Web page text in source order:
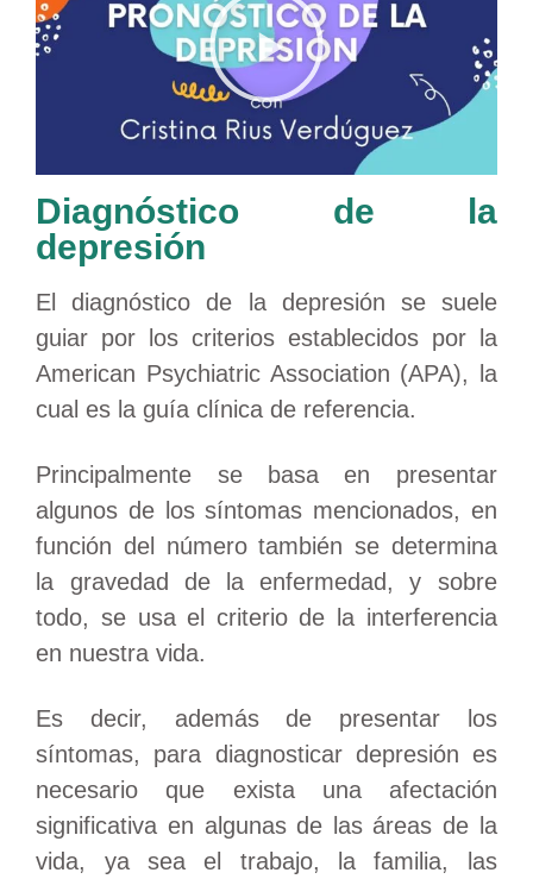
Diagnóstico de la
depresión
El diagnóstico de la depresión se suele
guiar por los criterios establecidos por la
American Psychiatric Association (APA), la
cual es la guía clínica de referencia.
Principalmente se basa en presentar
algunos de los síntomas mencionados, en
función del número también se determina
la gravedad de la enfermedad, y sobre
todo, se usa el criterio de la interferencia
en nuestra vida.
Es decir, además de presentar los
síntomas, para diagnosticar depresión es
necesario que exista una afectación
significativa en algunas de las áreas de la
vida, ya sea el trabajo, la familia, las